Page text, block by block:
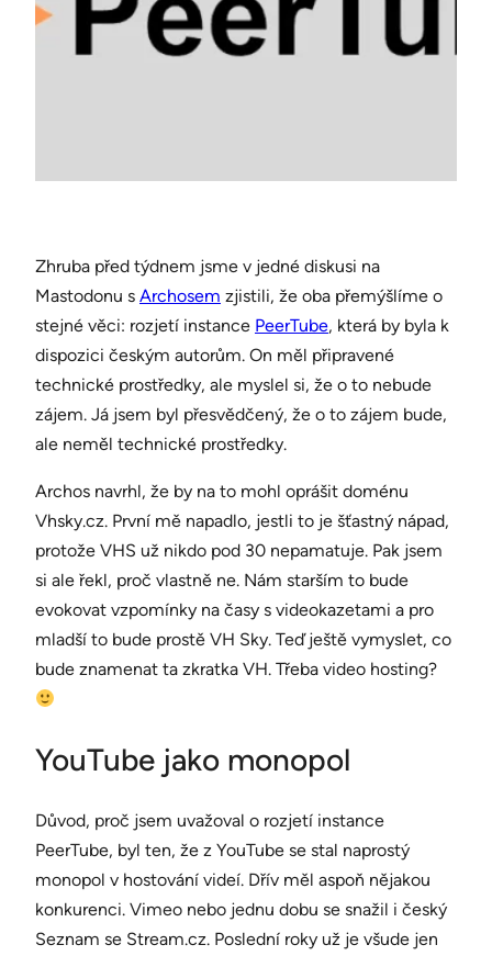
Zhruba před týdnem jsme v jedné diskusi na
Mastodonu s Archosem zjistili, že oba přemýšlíme o
stejné věci: rozjetí instance PeerTube, která by byla k
dispozici českým autorům. On měl připravené
technické prostředky, ale myslel si, že o to nebude
zájem. Já jsem byl přesvědčený, že o to zájem bude,
ale neměl technické prostředky.
Archos navrhl, že by na to mohl oprášit doménu
Vhsky.cz. První mě napadlo, jestli to je šťastný nápad,
protože VHS už nikdo pod 30 nepamatuje. Pak jsem
si ale řekl, proč vlastně ne. Nám starším to bude
evokovat vzpomínky na časy s videokazetami a pro
mladší to bude prostě VH Sky. Teď ještě vymyslet, co
bude znamenat ta zkratka VH. Třeba video hosting?
YouTube jako monopol
Důvod, proč jsem uvažoval o rozjetí instance
PeerTube, byl ten, že z YouTube se stal naprostý
monopol v hostování videí. Dřív měl aspoň nějakou
konkurenci. Vimeo nebo jednu dobu se snažil i český
Seznam se Stream.cz. Poslední roky už je všude jen